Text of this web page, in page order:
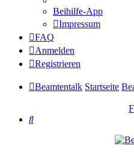
Beihilfe-App
Impressum
FAQ
Anmelden
Registrieren
Beamtentalk Startseite
Suche